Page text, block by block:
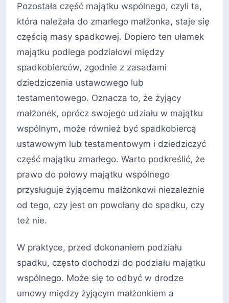
Pozostała część majątku wspólnego, czyli ta,
która należała do zmarłego małżonka, staje się
częścią masy spadkowej. Dopiero ten ułamek
majątku podlega podziałowi między
spadkobierców, zgodnie z zasadami
dziedziczenia ustawowego lub
testamentowego. Oznacza to, że żyjący
małżonek, oprócz swojego udziału w majątku
wspólnym, może również być spadkobiercą
ustawowym lub testamentowym i dziedziczyć
część majątku zmarłego. Warto podkreślić, że
prawo do połowy majątku wspólnego
przysługuje żyjącemu małżonkowi niezależnie
od tego, czy jest on powołany do spadku, czy
też nie.
W praktyce, przed dokonaniem podziału
spadku, często dochodzi do podziału majątku
wspólnego. Może się to odbyć w drodze
umowy między żyjącym małżonkiem a